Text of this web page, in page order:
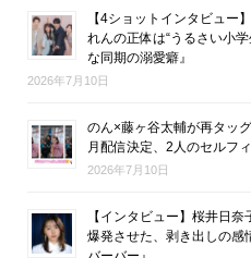
【4ショットインタビュー
れんの正体は“うるさい小
な同期の溺愛癖』
2026年7月10日
のん×藤ヶ谷太輔が再タッ
月配信決定、2人のセルフ
2026年7月10日
【インタビュー】桜井日
爆発させた、剥き出しの感